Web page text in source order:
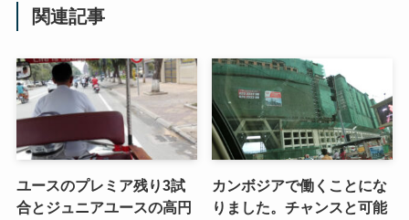
関連記事
ユースのプレミア残り3試
合とジュニアユースの高円
カンボジアで働くことにな
りました。チャンスと可能